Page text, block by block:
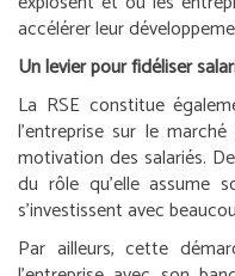
accélérer leur
Un levier pour fidéliser
La RSE constitue
l’entreprise sur le
motivation des salariés.
du rôle qu’elle assume
s’investissent avec
Par ailleurs, cette